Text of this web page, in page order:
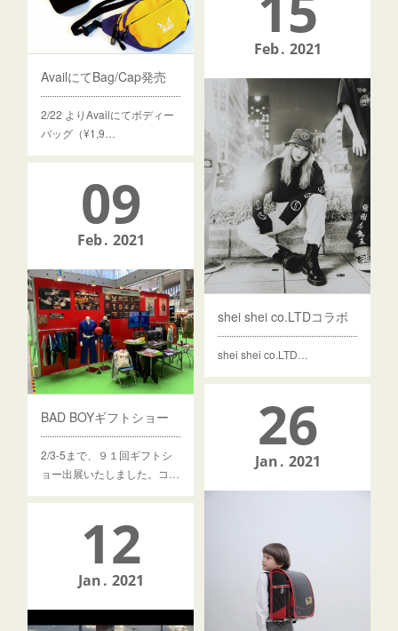
AvailにてBag/Cap発売
2/22 よりAvailにてボディー
バッグ（¥1,9…
Feb 2021
shei shei co.LTDコラボ
shei shei co.LTD…
09
Feb 2021
BAD BOYギフトショー
2/3-5まで、９１回ギフトシ
ョー出展いたしました。コ…
26
Jan 2021
12
Jan 2021